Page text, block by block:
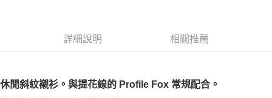
詳細說明 相關推薦
休閒斜紋襯衫。與提花線的 Profile Fox 常規配合。